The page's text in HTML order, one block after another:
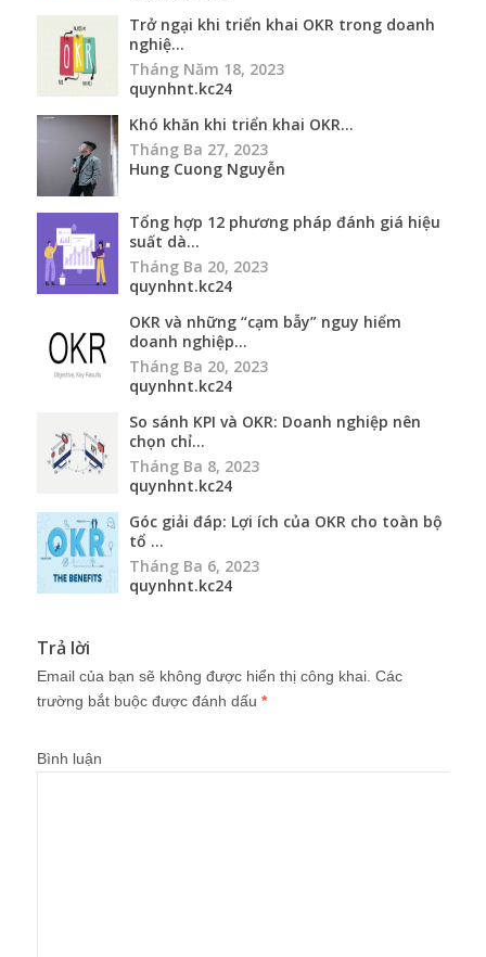
Trở ngại khi triển khai OKR trong doanh
nghiệ...
Tháng Năm 18, 2023
quynhnt.kc24
Khó khăn khi triển khai OKR...
Tháng Ba 27, 2023
Hung Cuong Nguyễn
Tổng hợp 12 phương pháp đánh giá hiệu
suất dà...
Tháng Ba 20, 2023
quynhnt.kc24
OKR và những “cạm bẫy” nguy hiểm
doanh nghiệp...
Tháng Ba 20, 2023
quynhnt.kc24
So sánh KPI và OKR: Doanh nghiệp nên
chọn chỉ...
Tháng Ba 8, 2023
quynhnt.kc24
Góc giải đáp: Lợi ích của OKR cho toàn bộ
tổ ...
Tháng Ba 6, 2023
quynhnt.kc24
Trả lời
Email của bạn sẽ không được hiển thị công khai. Các
trường bắt buộc được đánh dấu *
Bình luận